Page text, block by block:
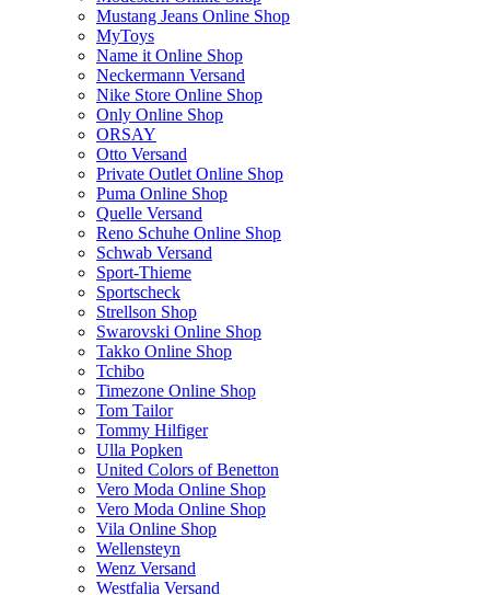
Mustang Jeans Online Shop
MyToys
Name it Online Shop
Neckermann Versand
Nike Store Online Shop
Only Online Shop
ORSAY
Otto Versand
Private Outlet Online Shop
Puma Online Shop
Quelle Versand
Reno Schuhe Online Shop
Schwab Versand
Sport-Thieme
Sportscheck
Strellson Shop
Swarovski Online Shop
Takko Online Shop
Tchibo
Timezone Online Shop
Tom Tailor
Tommy Hilfiger
Ulla Popken
United Colors of Benetton
Vero Moda Online Shop
Vero Moda Online Shop
Vila Online Shop
Wellensteyn
Wenz Versand
Westfalia Versand